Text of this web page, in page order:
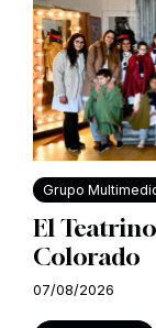
Grupo
El
Colorado
07/08/2026